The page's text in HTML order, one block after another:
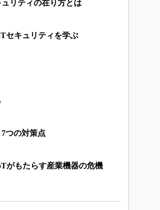
リティの在り方とは
セキュリティを学ぶ
つの対策点
がもたらす産業機器の危機